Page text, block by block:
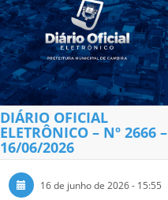
DIÁRIO OFICIAL
ELETRÔNICO – Nº 2666 –
16/06/2026
16 de junho de 2026 - 15:55